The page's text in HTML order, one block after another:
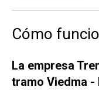
Cómo
La empresa
tramo Viedma -